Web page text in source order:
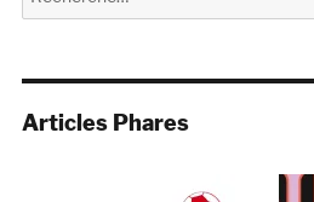
pour :
Articles Phares